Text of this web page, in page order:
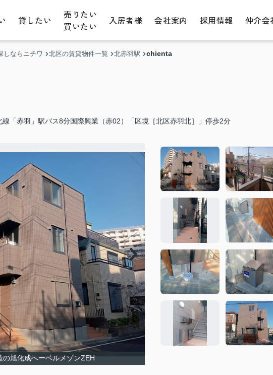
貸したい
売りたい
買いたい
入居者様 会社案内 採用情報 仲介会
しならニチワ 北区の賃貸物件一覧 北赤羽駅 chienta
線「赤羽」駅バス8分国際興業（赤02）「区境［北区赤羽北］」停歩2分
の旭化成へーベルメゾンZEH